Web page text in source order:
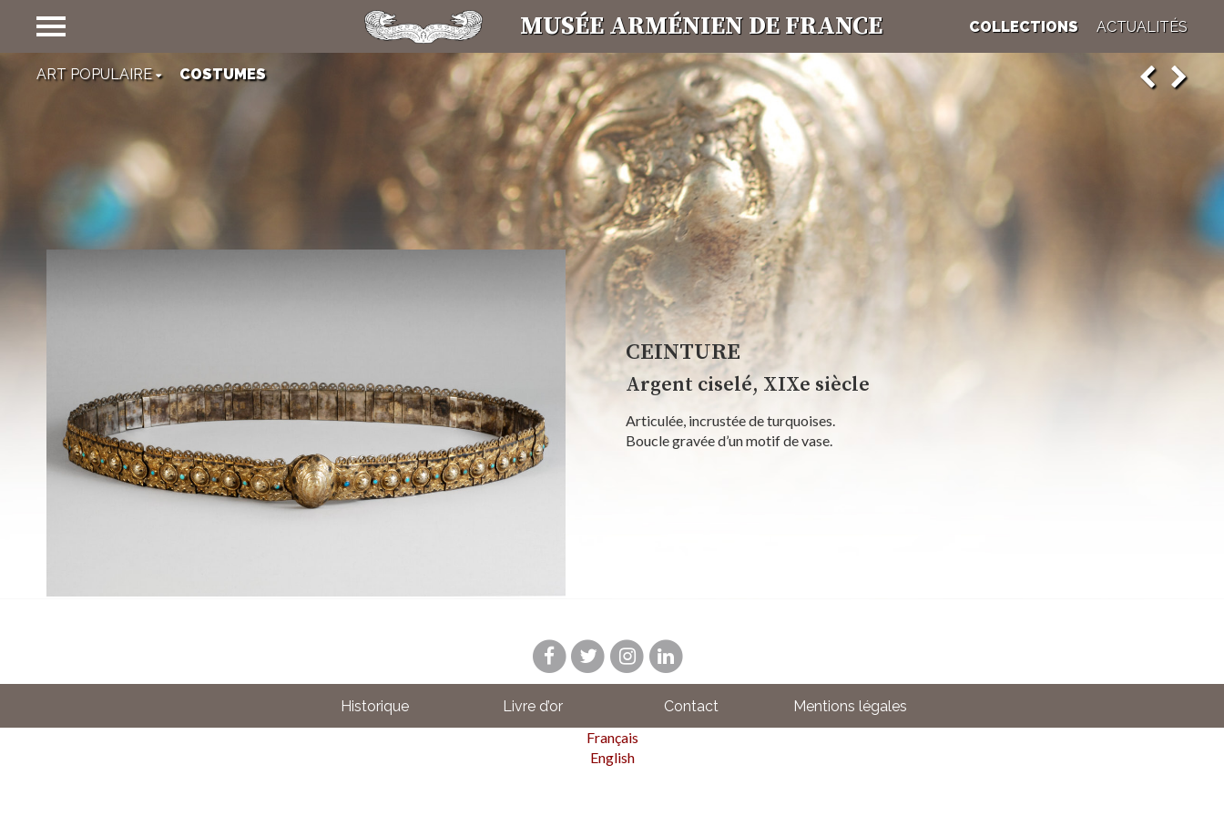
COLLECTIONS
ART RELIGIEUX
Pichets, assiettes, jouets, costumes, broderies, rythment la vie quotidienne. Ces objets seraient presque banals s'ils n'évoquaient un
temps disparu. Temps qui pour beaucoup d'arméniens s'est subitement mué en dramatique exil. Mais celui-ci n'a pas empêché pour
certains une intégration et une renaissance avec succès sur la terre d'accueil. En témoigne la baguette de Jacques Hélian, chef
d'orchestre plein d'allant avec son « Big Band », célèbre ensemble de variétés et de jazz de l'après guerre qui fit swinguer la France entière.
Témoignages du passé et renaissances au présent tissent le fil d'une histoire à laquelle le musée doit son existence.
MUSÉE ARMÉNIEN DE FRANCE COLLECTIONS ACTUALITÉS
CEINTURE
Argent ciselé, XIXe siècle
Articulée, incrustée de turquoises.
Boucle gravée d’un motif de vase.
ART POPULAIRE COSTUMES
Historique Livre d’or Contact
Mentions légales
Français
English